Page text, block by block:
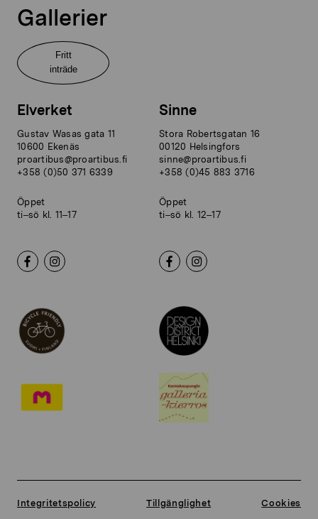
Gallerier
Fritt
inträde
Elverket
Gustav Wasas gata 11
10600 Ekenäs
proartibus@proartibus.fi
+358 (0)50 371 6339
Öppet
ti–sö kl. 11–17
Sinne
Stora Robertsgatan 16
00120 Helsingfors
sinne@proartibus.fi
+358 (0)45 883 3716
Öppet
ti–sö kl. 12–17
Integritetspolicy Tillgänglighet Cookies